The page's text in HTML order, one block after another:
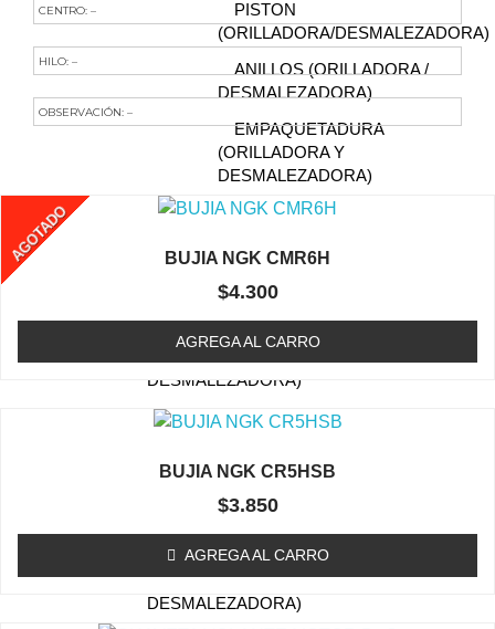
PISTON
(ORILLADORA/DESMALEZADORA)
ANILLOS (ORILLADORA /
DESMALEZADORA)
EMPAQUETADURA
(ORILLADORA Y
DESMALEZADORA)
RETENES
CIGÜEÑAL
DESMALEZADORA)
DESMALEZADORA)
BUJIA (ORILLADORA /
CABEZAL (TRIMMER)
CAJA DE ENGRANAJE
FILTRO DE COMBUSTIBLE
(ORILLADORA /
DESMALEZADORA)
CENTRO: –
HILO: –
OBSERVACIÓN: –
Te Podría Interesar
BUJIA NGK CMR6H
AGOTADO
$4.300
AGREGA AL CARRO
BUJIA NGK CR5HSB
$3.850
AGREGA AL CARRO